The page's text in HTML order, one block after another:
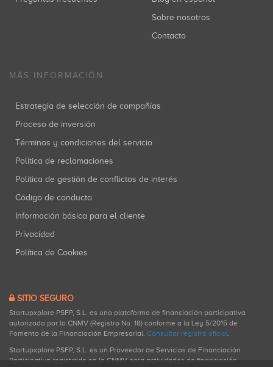
Sobre nosotros
Contacto
MÁS INFORMACIÓN
Estrategia de selección de compañías
Proceso de inversión
Términos y condiciones del servicio
Política de reclamaciones
Política de gestión de conflictos de interés
Código de conducta
Información básica para el cliente
Privacidad
Política de Cookies
SITIO SEGURO
Startupxplore PSFP, S.L. es una plataforma de financiación participativa
autorizada por la CNMV (Registro No. 18) conforme a la Ley 5/2015 de
Fomento de la Financiación Empresarial. Consultar registro oficial.
Startupxplore PSFP, S.L. es un Proveedor de Servicios de Financiación
Participativa registrado en la CNMV para actividades de financiación